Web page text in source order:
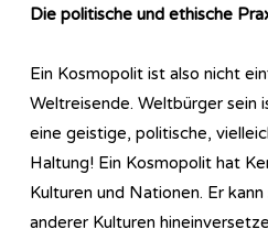
Die politische und ethische
Ein Kosmopolit ist also nicht
Weltreisende. Weltbürger sein
eine geistige, politische,
Haltung! Ein Kosmopolit hat
Kulturen und Nationen. Er
anderer Kulturen